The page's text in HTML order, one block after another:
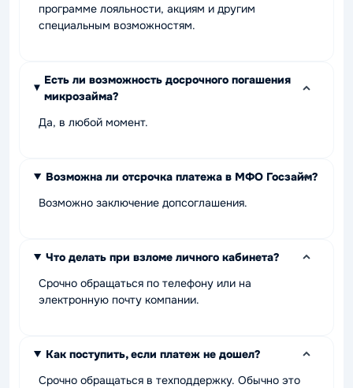
программе лояльности, акциям и другим
специальным возможностям.
Есть ли возможность досрочного погашения
микрозайма?
Да, в любой момент.
Возможна ли отсрочка платежа в МФО Госзайм?
Возможно заключение допсоглашения.
Что делать при взломе личного кабинета?
Срочно обращаться по телефону или на
электронную почту компании.
Как поступить, если платеж не дошел?
Срочно обращаться в техподдержку. Обычно это